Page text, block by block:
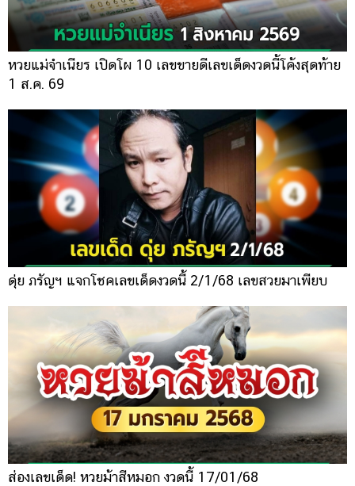
หวยแม่จำเนียร เปิดโผ 10 เลขขายดีเลขเด็ดงวดนี้โค้งสุดท้าย
1 ส.ค. 69
ดุ่ย ภรัญฯ แจกโชคเลขเด็ดงวดนี้ 2/1/68 เลขสวยมาเพียบ
ส่องเลขเด็ด! หวยม้าสีหมอก งวดนี้ 17/01/68